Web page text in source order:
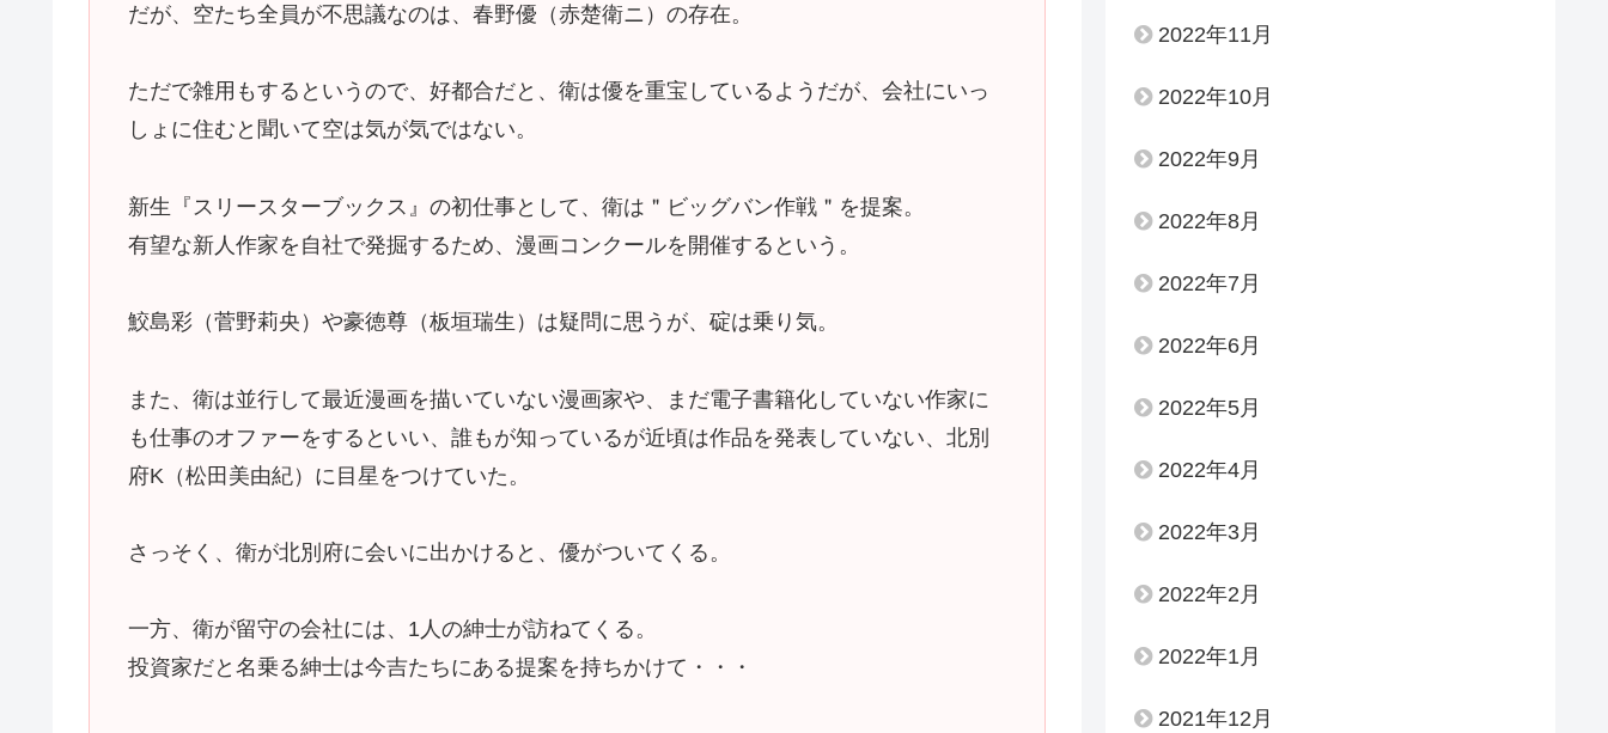
だが、空たち全員が不思議なのは、春野優（赤楚衛ニ）の存在。
ただで雑用もするというので、好都合だと、衛は優を重宝しているようだが、会社にいっ
しょに住むと聞いて空は気が気ではない。
新生『スリースターブックス』の初仕事として、衛は＂ビッグバン作戦＂を提案。
有望な新人作家を自社で発掘するため、漫画コンクールを開催するという。
鮫島彩（菅野莉央）や豪徳尊（板垣瑞生）は疑問に思うが、碇は乗り気。
また、衛は並行して最近漫画を描いていない漫画家や、まだ電子書籍化していない作家に
も仕事のオファーをするといい、誰もが知っているが近頃は作品を発表していない、北別
府K（松田美由紀）に目星をつけていた。
さっそく、衛が北別府に会いに出かけると、優がついてくる。
一方、衛が留守の会社には、1人の紳士が訪ねてくる。
投資家だと名乗る紳士は今吉たちにある提案を持ちかけて・・・
2022年11月
2022年10月
2022年9月
2022年8月
2022年7月
2022年6月
2022年5月
2022年4月
2022年3月
2022年2月
2022年1月
2021年12月